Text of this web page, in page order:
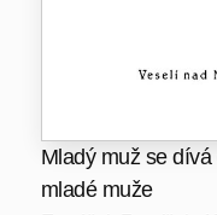
Mladý muž se
mladé muže